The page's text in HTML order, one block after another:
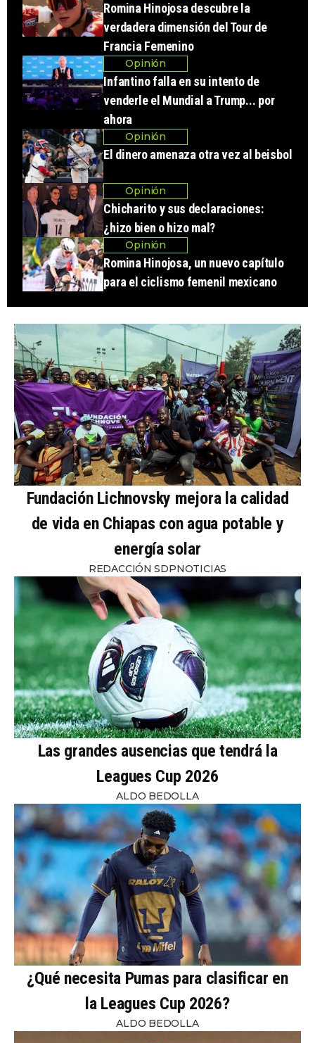
Romina Hinojosa descubre la
verdadera dimensión del Tour de
Francia Femenino
Opinión
Infantino falla en su intento de
venderle el Mundial a Trump... por
ahora
Opinión
El dinero amenaza otra vez al beisbol
Opinión
Chicharito y sus declaraciones:
¿hizo bien o hizo mal?
Opinión
Romina Hinojosa, un nuevo capítulo
para el ciclismo femenil mexicano
Fundación Lichnovsky mejora la calidad
de vida en Chiapas con agua potable y
energía solar
REDACCIÓN SDPNOTICIAS
Las grandes ausencias que tendrá la
Leagues Cup 2026
ALDO BEDOLLA
¿Qué necesita Pumas para clasificar en
la Leagues Cup 2026?
ALDO BEDOLLA